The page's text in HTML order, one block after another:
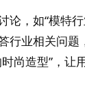
，如“模特行
行业相关问
尚造型”，让